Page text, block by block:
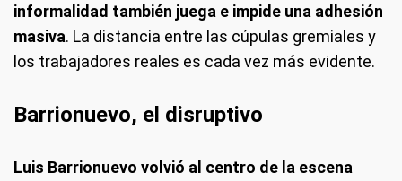
informalidad también juega e impide una adhesión
masiva. La distancia entre las cúpulas gremiales y
los trabajadores reales es cada vez más evidente.
Barrionuevo, el disruptivo
Luis Barrionuevo volvió al centro de la escena